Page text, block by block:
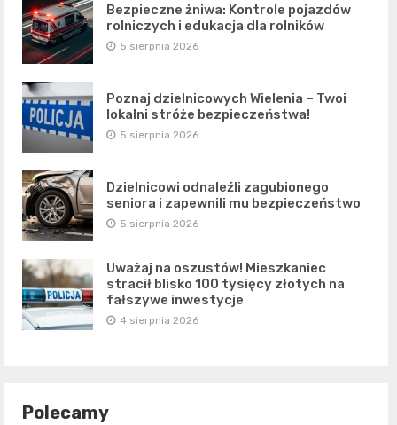
Bezpieczne żniwa: Kontrole pojazdów
rolniczych i edukacja dla rolników
5 sierpnia 2026
Poznaj dzielnicowych Wielenia – Twoi
lokalni stróże bezpieczeństwa!
5 sierpnia 2026
Dzielnicowi odnaleźli zagubionego
seniora i zapewnili mu bezpieczeństwo
5 sierpnia 2026
Uważaj na oszustów! Mieszkaniec
stracił blisko 100 tysięcy złotych na
fałszywe inwestycje
4 sierpnia 2026
Polecamy